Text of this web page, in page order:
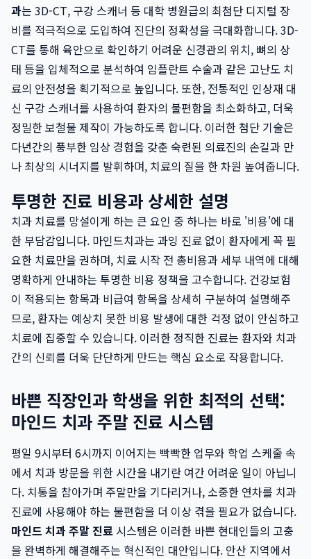
과는 3D-CT, 구강 스캐너 등 대학 병원급의 최첨단 디지털 장
비를 적극적으로 도입하여 진단의 정확성을 극대화합니다. 3D-
CT를 통해 육안으로 확인하기 어려운 신경관의 위치, 뼈의 상
태 등을 입체적으로 분석하여 임플란트 수술과 같은 고난도 치
료의 안전성을 획기적으로 높입니다. 또한, 전통적인 인상재 대
신 구강 스캐너를 사용하여 환자의 불편함을 최소화하고, 더욱
정밀한 보철물 제작이 가능하도록 합니다. 이러한 첨단 기술은
다년간의 풍부한 임상 경험을 갖춘 숙련된 의료진의 손길과 만
나 최상의 시너지를 발휘하며, 치료의 질을 한 차원 높여줍니다.
투명한 진료 비용과 상세한 설명
치과 치료를 망설이게 하는 큰 요인 중 하나는 바로 '비용'에 대
한 부담감입니다. 마인드치과는 과잉 진료 없이 환자에게 꼭 필
요한 치료만을 권하며, 치료 시작 전 총비용과 세부 내역에 대해
명확하게 안내하는 투명한 비용 정책을 고수합니다. 건강보험
이 적용되는 항목과 비급여 항목을 상세히 구분하여 설명해주
므로, 환자는 예상치 못한 비용 발생에 대한 걱정 없이 안심하고
치료에 집중할 수 있습니다. 이러한 정직한 진료는 환자와 치과
간의 신뢰를 더욱 단단하게 만드는 핵심 요소로 작용합니다.
바쁜 직장인과 학생을 위한 최적의 선택:
마인드 치과 주말 진료 시스템
평일 9시부터 6시까지 이어지는 빡빡한 업무와 학업 스케줄 속
에서 치과 방문을 위한 시간을 내기란 여간 어려운 일이 아닙니
다. 치통을 참아가며 주말만을 기다리거나, 소중한 연차를 치과
진료에 사용해야 하는 불편함을 더 이상 겪을 필요가 없습니다.
마인드 치과 주말 진료 시스템은 이러한 바쁜 현대인들의 고충
을 완벽하게 해결해주는 혁신적인 대안입니다. 안산 지역에서